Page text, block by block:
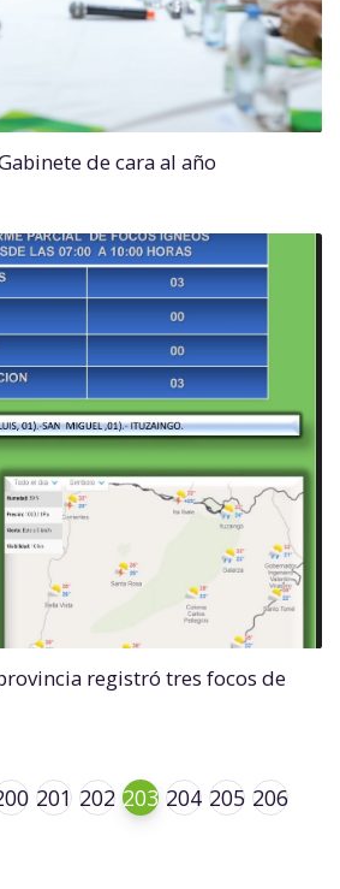
de cara al año
registró tres focos de
201 202 203 204 205 206